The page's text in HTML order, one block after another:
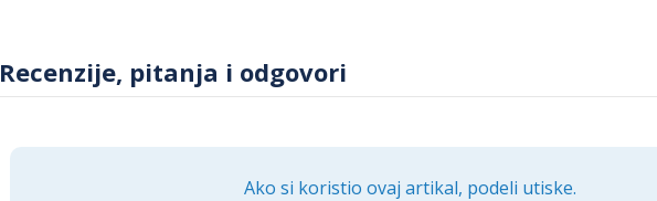
Recenzije, pitanja i odgovori
Ako si koristio ovaj artikal, podeli utiske.